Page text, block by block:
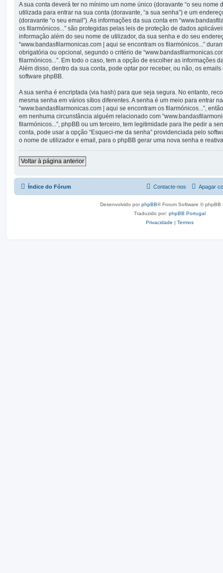
A sua conta deverá ter no mínimo um nome único (doravante “o seu nome
utilizada para entrar na sua conta (doravante, “a sua senha”) e um
(doravante “o seu email”). As informações da sua conta em
os filarmónicos...” são protegidas pelas leis de proteção de dados
informação além do seu nome de utilizador, da sua senha e do seu
“www.bandasfilarmonicas.com | aqui se encontram os filarmónicos...”
obrigatória ou opcional, segundo o critério de
filarmónicos...”. Em todo o caso, tem a opção de escolher as informações
Além disso, dentro da sua conta, pode optar por receber, ou não, os
software phpBB.
A sua senha é encriptada (via hash) para que seja segura. No entanto,
mesma senha em vários sítios diferentes. A senha é um meio para entrar
“www.bandasfilarmonicas.com | aqui se encontram os filarmónicos...”,
em nenhuma circunstância alguém relacionado com
filarmónicos...”, phpBB ou um terceiro, tem legitimidade para lhe pedir a
conta, pode usar a opção “Esqueci-me da senha” providenciada pelo
o nome de utilizador e email, para o phpBB gerar uma nova senha e
Voltar à página anterior
Índice do Fórum Apagar
Contacte-nos
Desenvolvido porphpBB® Forum Software © phpBB
Traduzido por: phpBB Portugal
Privacidade | Termos